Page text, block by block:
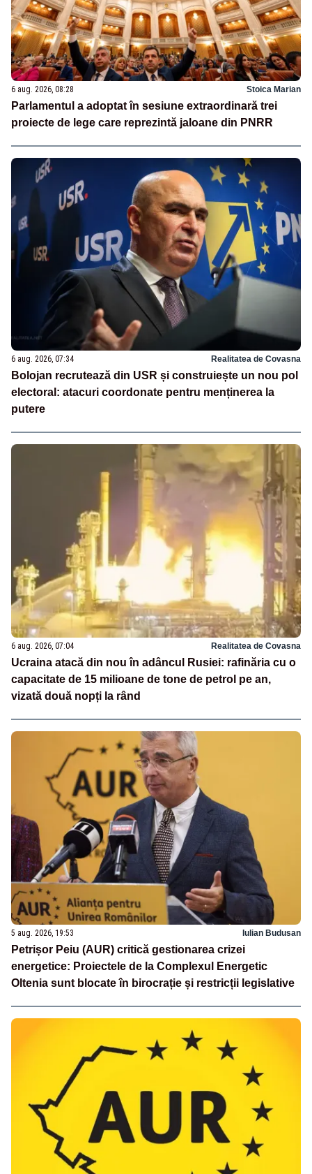
6 aug. 2026, 08:28 Stoica Marian
Parlamentul a adoptat în sesiune extraordinară trei
proiecte de lege care reprezintă jaloane din PNRR
6 aug. 2026, 07:34 Realitatea de Covasna
Bolojan recrutează din USR și construiește un nou pol
electoral: atacuri coordonate pentru menținerea la
putere
6 aug. 2026, 07:04 Realitatea de Covasna
Ucraina atacă din nou în adâncul Rusiei: rafinăria cu o
capacitate de 15 milioane de tone de petrol pe an,
vizată două nopți la rând
5 aug. 2026, 19:53 Iulian Budusan
Petrișor Peiu (AUR) critică gestionarea crizei
energetice: Proiectele de la Complexul Energetic
Oltenia sunt blocate în birocrație și restricții legislative